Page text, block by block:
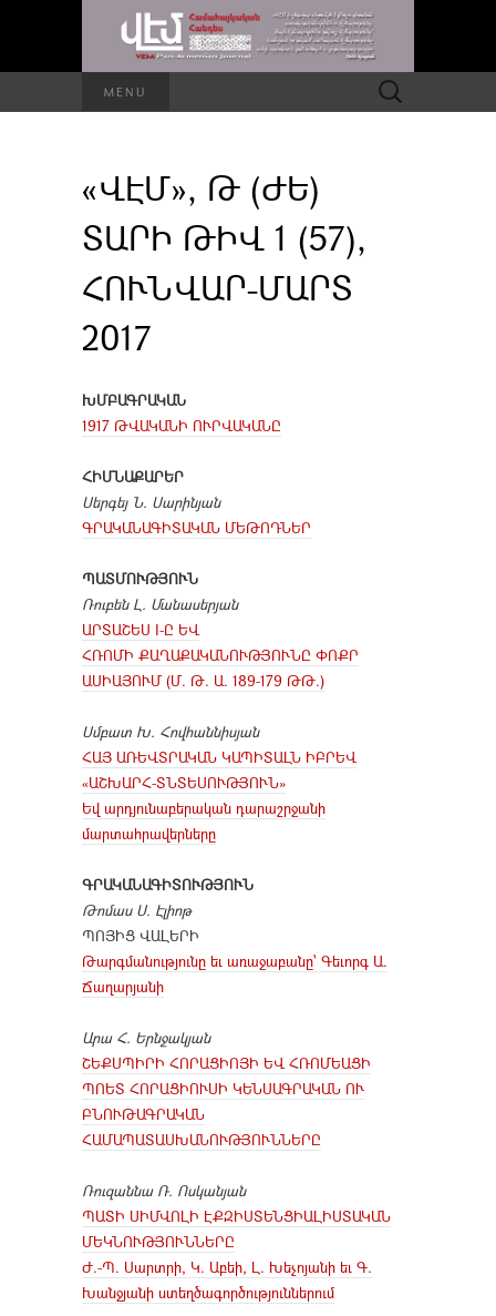
MENU Որոնել՝
«ՎԷՄ», Թ (ԺԵ)
ՏԱՐԻ ԹԻՎ 1 (57),
ՀՈՒՆՎԱՐ-ՄԱՐՏ
2017
ԽՄԲԱԳՐԱԿԱՆ
1917 ԹՎԱԿԱՆԻ ՈՒՐՎԱԿԱՆԸ
ՀԻՄՆԱՔԱՐԵՐ
Սերգեյ Ն. Սարինյան
ԳՐԱԿԱՆԱԳԻՏԱԿԱՆ ՄԵԹՈԴՆԵՐ
ՊԱՏՄՈՒԹՅՈՒՆ
Ռուբեն Լ. Մանասերյան
ԱՐՏԱՇԵՍ I-Ը ԵՎ
ՀՌՈՄԻ ՔԱՂԱՔԱԿԱՆՈՒԹՅՈՒՆԸ ՓՈՔՐ
ԱՍԻԱՅՈՒՄ (Մ. Թ. Ա. 189-179 ԹԹ.)
Սմբատ Խ. Հովհաննիսյան
ՀԱՅ ԱՌԵՎՏՐԱԿԱՆ ԿԱՊԻՏԱԼՆ ԻԲՐԵՎ
«ԱՇԽԱՐՀ-ՏՆՏԵՍՈՒԹՅՈՒՆ»
Եվ արդյունաբերական դարաշրջանի
մարտահրավերները
ԳՐԱԿԱՆԱԳԻՏՈՒԹՅՈՒՆ
Թոմաս Ս. Էլիոթ
ՊՈՅԻՑ ՎԱԼԵՐԻ
Թարգմանությունը եւ առաջաբանը՝ Գեւորգ Ա.
Ճաղարյանի
Արա Հ. Երնջակյան
ՇԵՔՍՊԻՐԻ ՀՈՐԱՑԻՈՅԻ ԵՎ ՀՌՈՄԵԱՑԻ
ՊՈԵՏ ՀՈՐԱՑԻՈՒՍԻ ԿԵՆՍԱԳՐԱԿԱՆ ՈՒ
ԲՆՈՒԹԱԳՐԱԿԱՆ
ՀԱՄԱՊԱՏԱՍԽԱՆՈՒԹՅՈՒՆՆԵՐԸ
Ռուզաննա Ռ. Ոսկանյան
ՊԱՏԻ ՍԻՄՎՈԼԻ ԷՔԶԻՍՏԵՆՑԻԱԼԻՍՏԱԿԱՆ
ՄԵԿՆՈՒԹՅՈՒՆՆԵՐԸ
Ժ.-Պ. Սարտրի, Կ. Աբեի, Լ. Խեչոյանի եւ Գ.
Խանջյանի ստեղծագործություններում